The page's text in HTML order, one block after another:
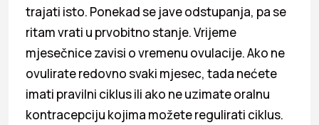
trajati isto. Ponekad se jave odstupanja, pa se
ritam vrati u prvobitno stanje. Vrijeme
mjesečnice zavisi o vremenu ovulacije. Ako ne
ovulirate redovno svaki mjesec, tada nećete
imati pravilni ciklus ili ako ne uzimate oralnu
kontracepciju kojima možete regulirati ciklus.